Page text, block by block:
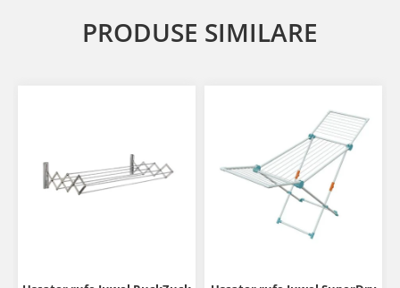
PRODUSE SIMILARE